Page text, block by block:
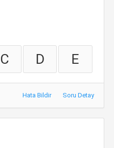
C D E
Hata Bildir Soru Detay